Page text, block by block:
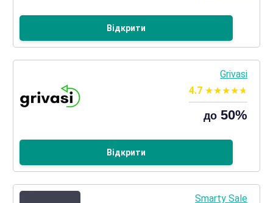
Відкрити
Grivasi
4.7
до 50%
Відкрити
Smarty Sale